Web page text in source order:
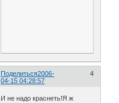
Поделиться 4
2006-
04-15 04:28:57
И не надо краснеть!Я ж